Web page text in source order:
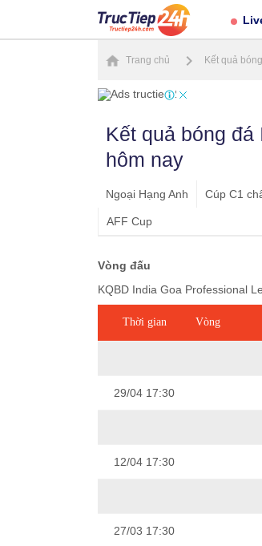
Trang chủ Kết quả
Kết quả bóng
hôm nay
Ngoại Hạng Anh Cúp C1
AFF Cup
Vòng đấu
KQBD India Goa Professional
Thời gian Vòng
29/04 17:30
12/04 17:30
27/03 17:30